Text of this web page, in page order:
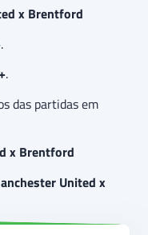
x Brentford
.
.
das partidas em
x Brentford
United x